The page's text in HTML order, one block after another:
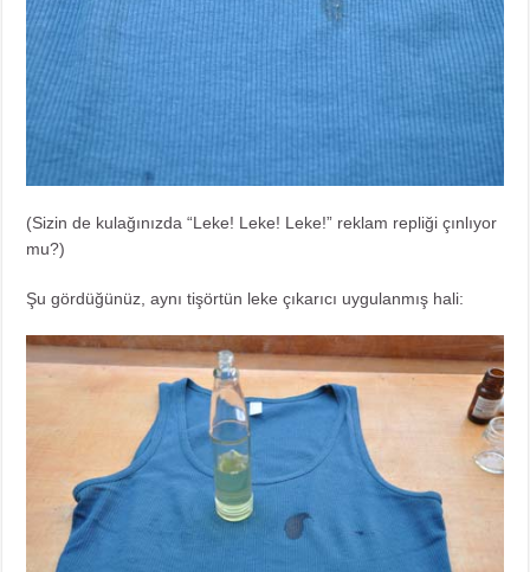
(Sizin de kulağınızda “Leke! Leke! Leke!” reklam repliği çınlıyor
mu?)
Şu gördüğünüz, aynı tişörtün leke çıkarıcı uygulanmış hali: